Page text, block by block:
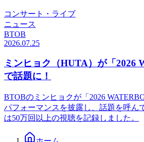
コンサート・ライブ
ニュース
BTOB
2026.07.25
ミンヒョク（HUTA）が「2026
で話題に！
BTOBのミンヒョクが「2026
パフォーマンスを披露し、話題を呼ん
は50万回以上の視聴を記録しました。